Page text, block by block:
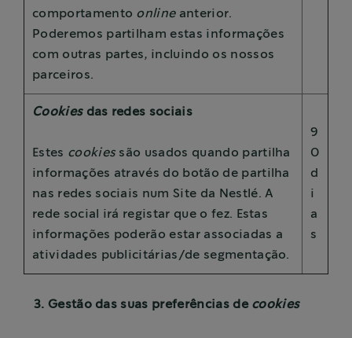
comportamento online anterior.
Poderemos partilham estas informações
com outras partes, incluindo os nossos
parceiros.
Cookiesdas redes sociais
Estes cookies são usados quando partilha
informações através do botão de partilha
nas redes sociais num Site da Nestlé. A
rede social irá registar que o fez. Estas
informações poderão estar associadas a
atividades publicitárias/de segmentação.
9
0
d
i
a
s
3. Gestão das suas preferências de cookies